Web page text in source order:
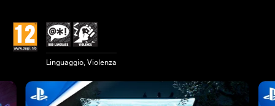
Linguaggio, Violenza